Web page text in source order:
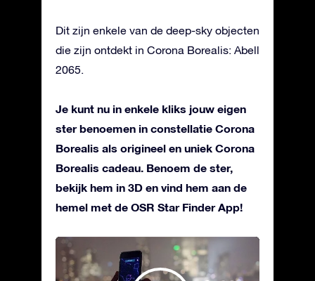
Dit zijn enkele van de deep-sky objecten
die zijn ontdekt in Corona Borealis: Abell
2065.
Je kunt nu in enkele kliks jouw eigen
ster benoemen in constellatie Corona
Borealis als origineel en uniek Corona
Borealis cadeau. Benoem de ster,
bekijk hem in 3D en vind hem aan de
hemel met de OSR Star Finder App!